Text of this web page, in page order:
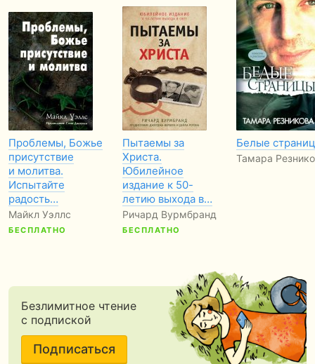
Проблемы, Божье
присутствие
и молитва.
Испытайте
радость…
Майкл Уэллс
БЕСПЛАТНО
Пытаемы за
Христа.
Юбилейное
издание к 50-
летию выхода в…
Ричард Вурмбранд
БЕСПЛАТНО
Белые
Тамара
Безлимитное чтение
с подпиской
Подписаться